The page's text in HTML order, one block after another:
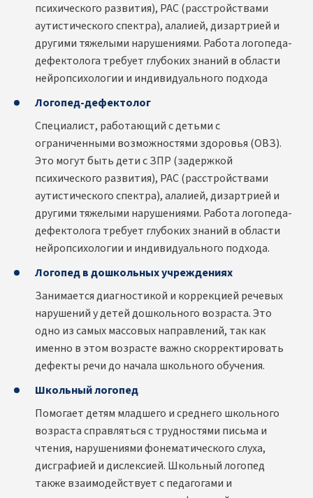
психического развития), РАС (расстройствами
аутистического спектра), алалией, дизартрией и
другими тяжелыми нарушениями. Работа логопеда-
дефектолога требует глубоких знаний в области
нейропсихологии и индивидуального подхода
Логопед-дефектолог
Специалист, работающий с детьми с
ограниченными возможностями здоровья (ОВЗ).
Это могут быть дети с ЗПР (задержкой
психического развития), РАС (расстройствами
аутистического спектра), алалией, дизартрией и
другими тяжелыми нарушениями. Работа логопеда-
дефектолога требует глубоких знаний в области
нейропсихологии и индивидуального подхода.
Логопед в дошкольных учреждениях
Занимается диагностикой и коррекцией речевых
нарушений у детей дошкольного возраста. Это
одно из самых массовых направлений, так как
именно в этом возрасте важно скорректировать
дефекты речи до начала школьного обучения.
Школьный логопед
Помогает детям младшего и среднего школьного
возраста справляться с трудностями письма и
чтения, нарушениями фонематического слуха,
дисграфией и дислексией. Школьный логопед
также взаимодействует с педагогами и